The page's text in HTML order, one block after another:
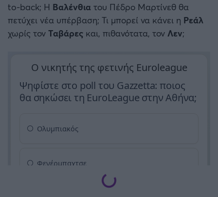
to-back; Η Βαλένθια του Πέδρο Μαρτίνεθ θα
πετύχει νέα υπέρβαση; Τι μπορεί να κάνει η Ρεάλ
χωρίς τον Ταβάρες και, πιθανότατα, τον Λεν;